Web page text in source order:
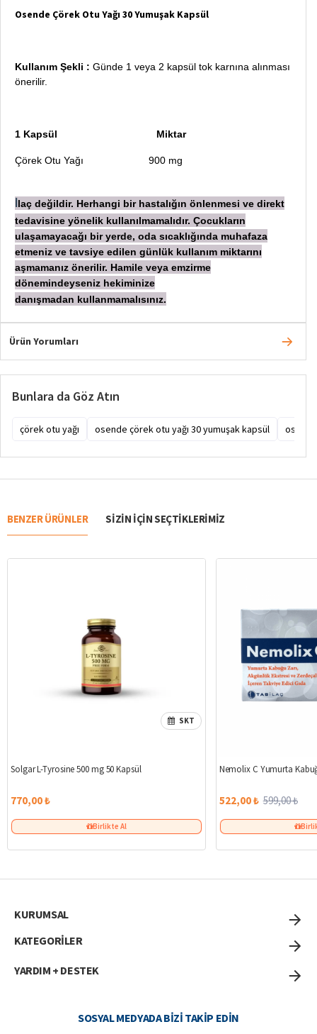
Osende Çörek Otu Yağı 30 Yumuşak Kapsül
Kullanım Şekli : Günde 1 veya 2 kapsül tok karnına alınması
önerilir.
1 Kapsül Miktar
Çörek Otu Yağı 900 mg
laç değildir. Herhangi bir hastalığın önlenmesi ve direkt
tedavisine yönelik kullanılmamalıdır. Çocukların
ulaşamayacağı bir yerde, oda sıcaklığında muhafaza
etmeniz ve tavsiye edilen günlük kullanım miktarını
aşmamanız önerilir. Hamile veya emzirme
dönemindeyseniz hekiminize
danışmadan kullanmamalısınız.
Ürün Yorumları
Bunlara da Göz Atın
çörek otu yağı osende çörek otu yağı 30 yumuşak kapsül
BENZER ÜRÜNLER SIZIN IÇIN SEÇTIKLERIMIZ
SKT
Solgar L-Tyrosine 500 mg 50 Kapsül
770,00 ₺
Birlikte Al
Nemolix C Yumurta
522,00 ₺ 599,00 ₺
KURUMSAL
KATEGORİLER
YARDIM + DESTEK
SOSYAL MEDYADA BIZI TAKIP EDIN